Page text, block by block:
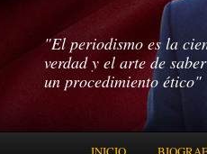
"El periodismo es la
verdad y el arte de
un procedimiento ético"